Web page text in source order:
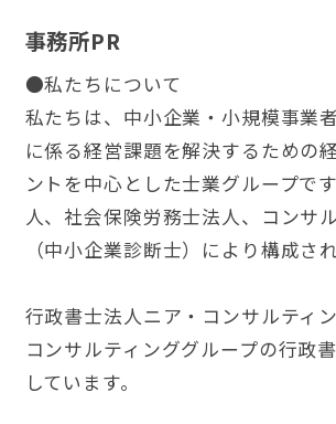
事務所PR
●私たちについて
私たちは、中小企業・小規模事業
に係る経営課題を解決するための
ントを中心とした士業グループで
人、社会保険労務士法人、コンサ
（中小企業診断士）により構成さ
行政書士法人ニア・コンサルティ
コンサルティンググループの行政
しています。